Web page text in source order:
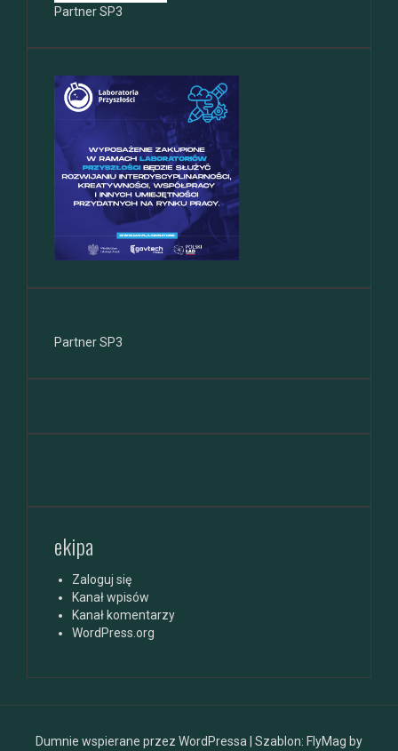
Partner SP3
Partner SP3
ekipa
Zaloguj się
Kanał wpisów
Kanał komentarzy
WordPress.org
Dumnie wspierane przez WordPressa Szablon: FlyMag by